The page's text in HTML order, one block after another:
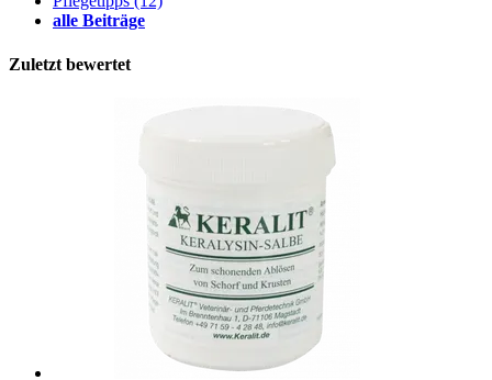
alle Beiträge
Zuletzt bewertet